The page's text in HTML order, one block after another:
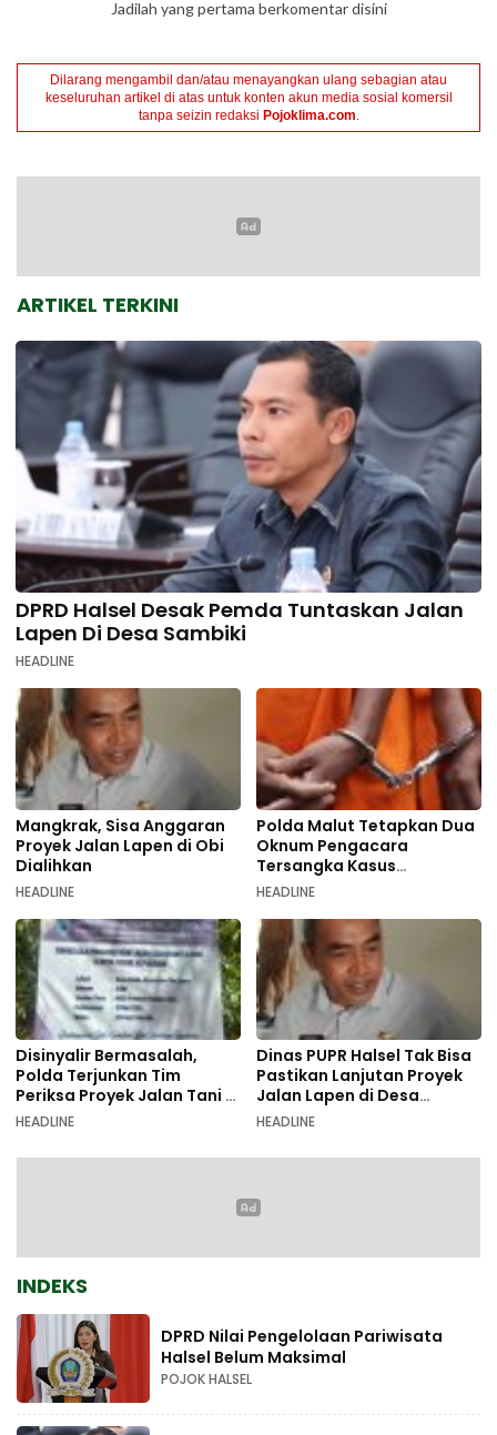
Jadilah yang pertama berkomentar disini
Dilarang mengambil dan/atau menayangkan ulang sebagian atau
keseluruhan artikel di atas untuk konten akun media sosial komersil
tanpa seizin redaksi Pojoklima.com.
ARTIKEL TERKINI
DPRD Halsel Desak Pemda Tuntaskan Jalan
Lapen Di Desa Sambiki
HEADLINE
Mangkrak, Sisa Anggaran
Proyek Jalan Lapen di Obi
Dialihkan
HEADLINE
Polda Malut Tetapkan Dua
Oknum Pengacara
Tersangka Kasus
Pemalsuan Dokumen
HEADLINE
Disinyalir Bermasalah,
Polda Terjunkan Tim
Periksa Proyek Jalan Tani di
Galala
HEADLINE
Dinas PUPR Halsel Tak Bisa
Pastikan Lanjutan Proyek
Jalan Lapen di Desa
Sambiki
HEADLINE
INDEKS
DPRD Nilai Pengelolaan Pariwisata
Halsel Belum Maksimal
POJOK HALSEL